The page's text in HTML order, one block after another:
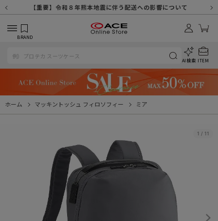
【重要】8/11（火・祝）休業及び配送スケジュールについて
【重要】令和８年熊本地震に伴う配送への影響について
【重要】納品書・領収書ペーパーレス化（電子化）のお知らせ
【重要】天候不良や交通状況・物量増等に伴う配送への影響について
【重要】悪質な詐欺サイトにご注意ください
【重要】各種メールが届かない場合に関しまして
【重要】お問い合わせのご対応に関しまして
【重要】SNSのなりすまし詐欺にご注意ください
BRAND
AI検索 ITEM
ホーム マッキントッシュ フィロソフィー ミア
1 / 11